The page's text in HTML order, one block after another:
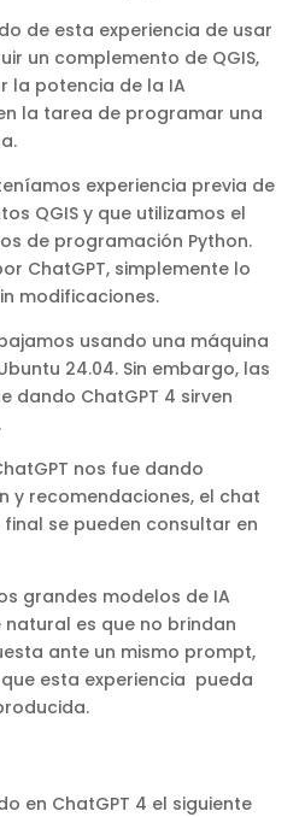
de esta experiencia de usar
un complemento de QGIS,
la potencia de la IA
la tarea de programar una
experiencia previa de
QGIS y que utilizamos el
de programación Python.
ChatGPT, simplemente lo
modificaciones.
usando una máquina
24.04. Sin embargo, las
dando ChatGPT 4 sirven
nos fue dando
y recomendaciones, el chat
se pueden consultar en
grandes modelos de IA
es que no brindan
ante un mismo prompt,
esta experiencia pueda
en ChatGPT 4 el siguiente